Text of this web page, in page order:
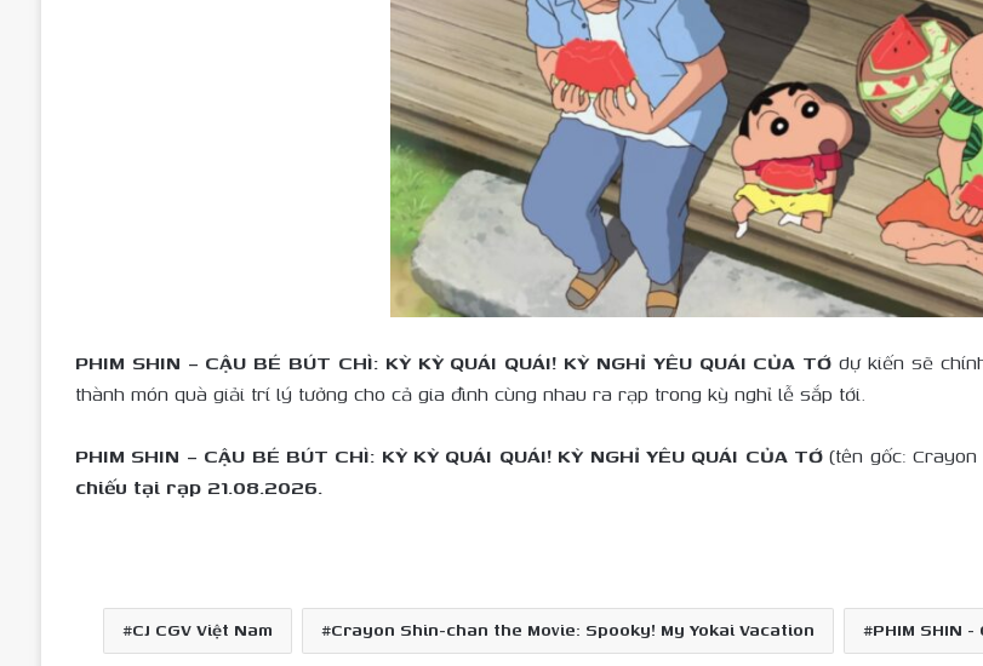
PHIM SHIN – CẬU BÉ BÚT CHÌ: KỲ KỲ QUÁI QUÁI! KỲ NGHỈ YÊU QUÁI CỦA TỚdự kiến sẽ
thành món quà giải trí lý tưởng cho cả gia đình cùng nhau ra rạp trong kỳ nghỉ lễ sắp tới.
PHIM SHIN – CẬU BÉ BÚT CHÌ: KỲ KỲ QUÁI QUÁI! KỲ NGHỈ YÊU QUÁI CỦA TỚ(tên gốc:
chiếu tại rạp 21.08.2026.
CJ CGV Việt Nam Crayon Shin-chan the Movie: Spooky! My Yokai Vacation PHIM SHIN -